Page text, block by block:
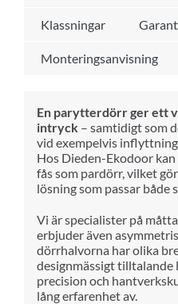
Klassningar
Monteringsanvisning
En parytterdörr ger ett
intryck– samtidigt som
vid exempelvis
Hos Dieden-Ekodoor
fås som pardörr, vilket
lösning som passar både
Vi är specialister på
erbjuder även
dörrhalvorna har olika
designmässigt tilltalande
precision och
lång erfarenhet av.